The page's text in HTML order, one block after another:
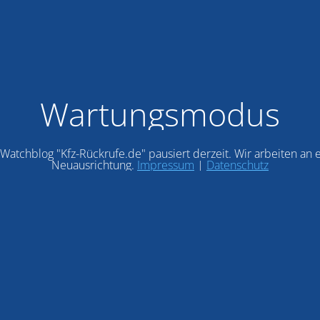
Wartungsmodus
"Kfz-Rückrufe.de" pausiert derzeit. Wir arbeiten an
Neuausrichtung. Impressum | Datenschutz